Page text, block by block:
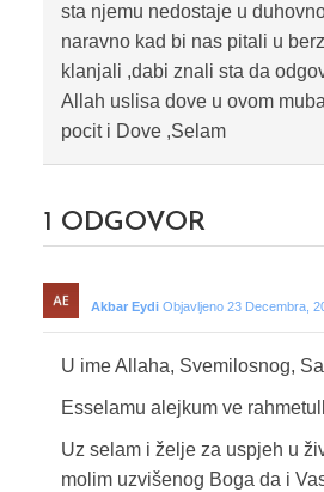
sta njemu nedostaje u
naravno kad bi nas pitali u
klanjali ,dabi znali sta da
Allah uslisa dove u ovom
pocit i Dove ,Selam
1 ODGOVOR
Akbar Eydi Objavljeno 23 Decembra,
U ime Allaha, Svemilosnog,
Esselamu alejkum ve
Uz selam i želje za uspjeh u
molim uzvišenog Boga da i